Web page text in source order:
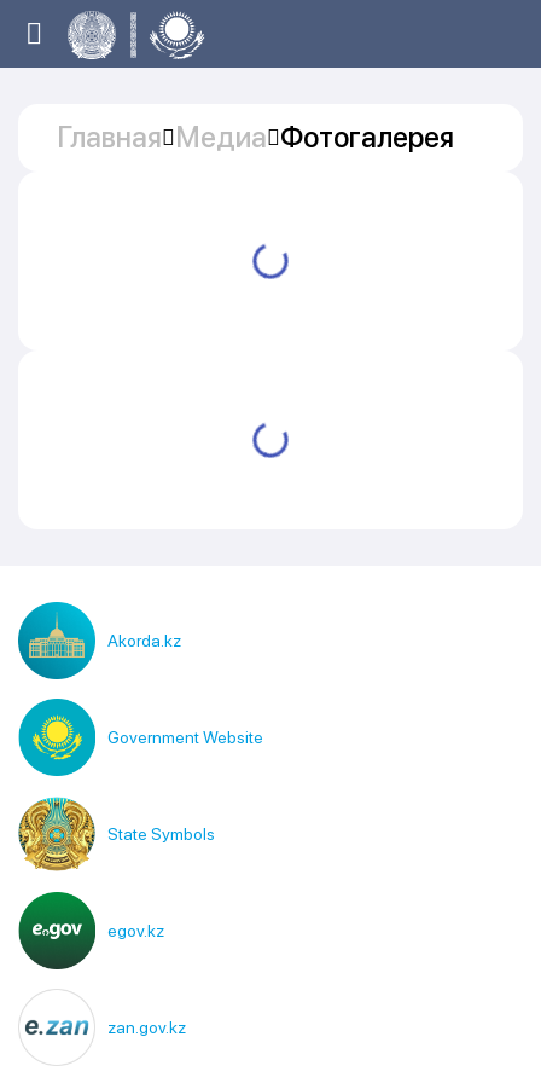
Главная Медиа Фотогалерея
Akorda.kz
Government Website
State Symbols
egov.kz
zan.gov.kz